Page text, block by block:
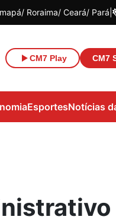
Roraima Ceará Pará
CM7 Play CM7
EsportesNotícias